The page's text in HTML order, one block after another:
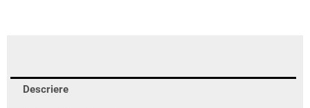
Descriere